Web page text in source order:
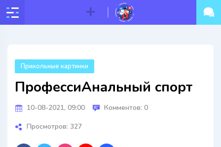
Прикольные картинки
ПрофессиАнальный спорт
10-08-2021, 09:00
Комментов: 0
Просмотров: 327